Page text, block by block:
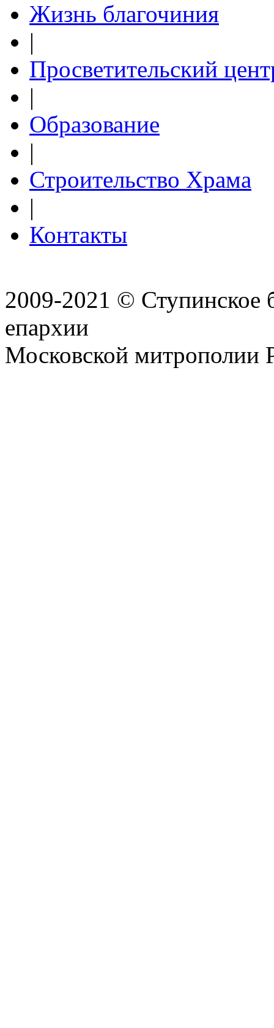
Жизнь благочиния
|
Просветительский
|
Образование
|
Строительство Храма
|
Контакты
2009-2021 © Ступинское
епархии
Московской митрополии